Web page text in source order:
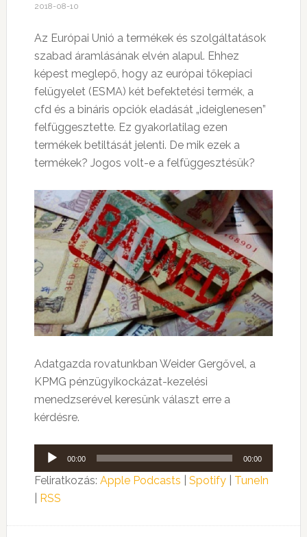
2018-08-10
Az Európai Unió a termékek és szolgáltatások
szabad áramlásának elvén alapul. Ehhez
képest meglepő, hogy az európai tőkepiaci
felügyelet (ESMA) két befektetési termék, a
cfd és a bináris opciók eladását „ideiglenesen”
felfüggesztette. Ez gyakorlatilag ezen
termékek betiltását jelenti. De mik ezek a
termékek? Jogos volt-e a felfüggesztésük?
Adatgazda rovatunkban Weider Gergővel, a
KPMG pénzügyikockázat-kezelési
menedzserével keresünk választ erre a
kérdésre.
Audió
lejátszó
00:00 00:00
Feliratkozás: Apple Podcasts Spotify| TuneIn
RSS